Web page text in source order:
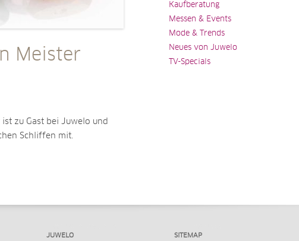
Meister
zu Gast bei Juwelo und
Schliffen mit.
Kaufberatung
Messen & Events
Mode & Trends
Neues von Juwelo
TV-Specials
JUWELO SITEMAP